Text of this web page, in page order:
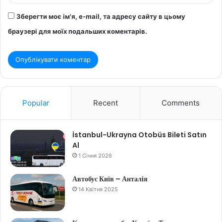
Зберегти моє ім'я, e-mail, та адресу сайту в цьому
браузері для моїх подальших коментарів.
Popular Recent Comments
İstanbul-Ukrayna Otobüs Bileti Satın
Al
1 Січня 2026
Автобус Київ – Анталія
14 Квітня 2025